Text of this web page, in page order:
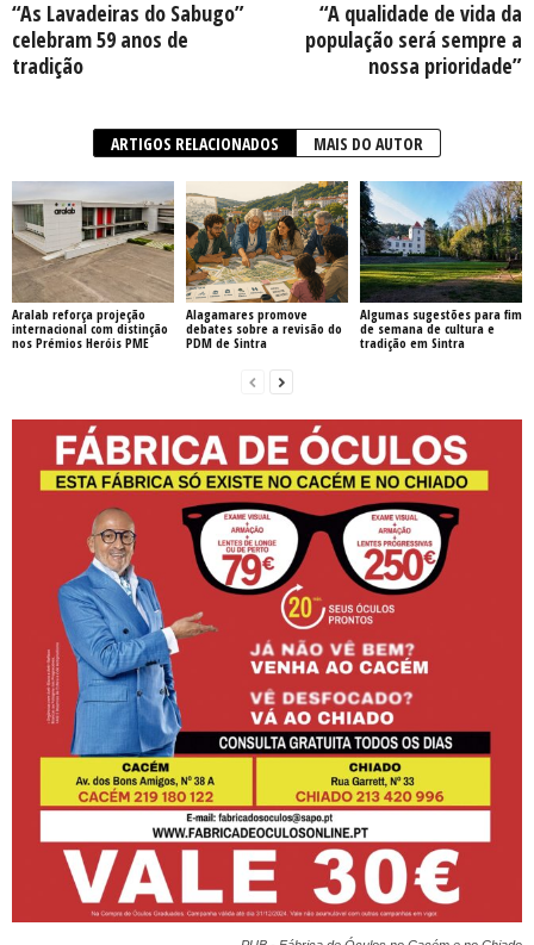
“As Lavadeiras do Sabugo”
celebram 59 anos de
tradição
“A qualidade de vida da
população será sempre a
nossa prioridade”
ARTIGOS RELACIONADOS MAIS DO AUTOR
Aralab reforça projeção
internacional com distinção
nos Prémios Heróis PME
Alagamares promove
debates sobre a revisão do
PDM de Sintra
Algumas sugestões para fim
de semana de cultura e
tradição em Sintra